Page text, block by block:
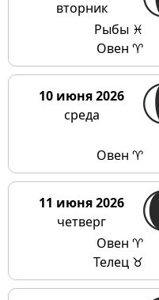
вторник
Рыбы ♓
Овен ♈
10 июня 2026
среда
Овен ♈
11 июня 2026
четверг
Овен ♈
Телец ♉